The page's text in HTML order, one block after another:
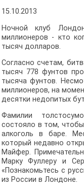
15.10.2013
Ночной клуб
миллионеров - кто
тысяч долларов.
Согласно счетам,
тысяч 778 фунтов
тысяча фунтов.
миллионеров, на
десятки недопитых
Фамилии
состояло в том,
алкоголь в баре.
который недавно
Майфер.
Марку Фуллеру и
«Познакомьтесь с
из России в Лондоне.